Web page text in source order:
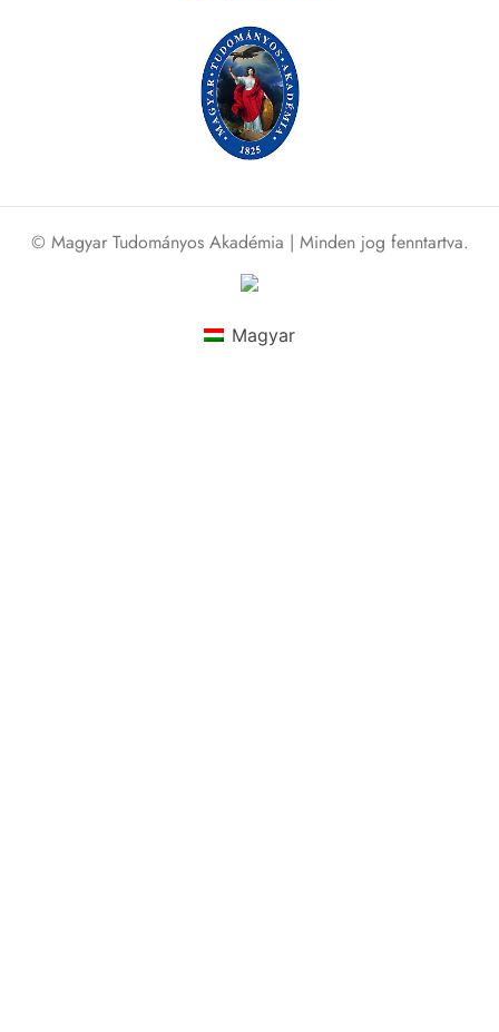
© Magyar Tudományos Akadémia | Minden jog fenntartva.
Magyar